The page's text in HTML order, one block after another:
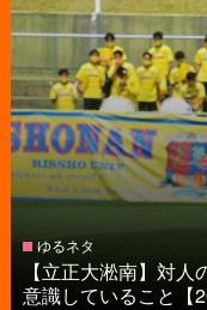
ゆるネタ
【立正大淞南】対
意識していること【